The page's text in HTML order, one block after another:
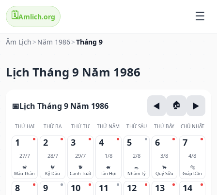
🗓️Amlich.org
Âm Lịch > Năm 1986>Tháng 9
Lịch Tháng 9 Năm 1986
Lịch Tháng 9 Năm 1986
THỨ HAI THỨ BA THỨ TƯ THỨ NĂM THỨ SÁU THỨ BẢY CHỦ NHẬT
1
27/7
🐒
Mậu Thân
2
28/7
🐓
Kỷ Dậu
3
29/7
🐕
Canh Tuất
4
1/8
🐖
Tân Hợi
5
2/8
🐀
Nhâm Tý
6
3/8
🐂
Quý Sửu
7
4/8
🐅
Giáp Dần
8 9 10 11 12 13 14